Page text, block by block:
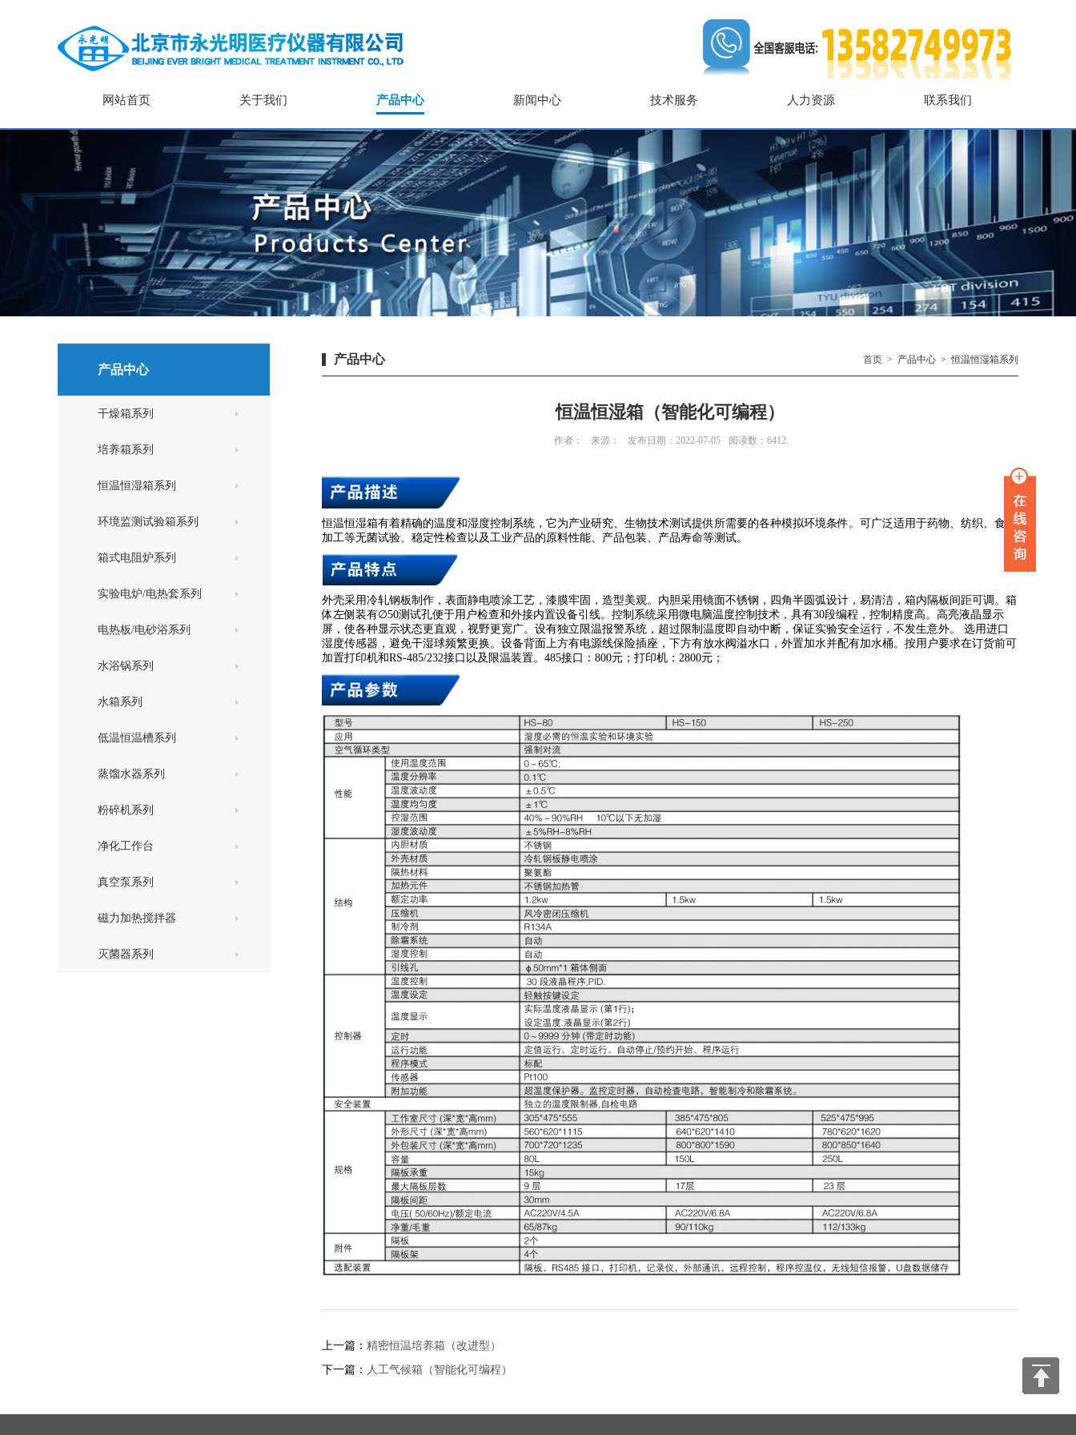
网站首页 关于我们 产品中心 新闻中心 技术服务 人力资源 联系我们
产品中心
干燥箱系列
培养箱系列
恒温恒湿箱系列
环境监测试验箱系列
箱式电阻炉系列
实验电炉/电热套系列
电热板/电砂浴系列
水浴锅系列
水箱系列
低温恒温槽系列
蒸馏水器系列
粉碎机系列
净化工作台
真空泵系列
磁力加热搅拌器
灭菌器系列
产品中心 首页 > 产品中心 >恒温恒湿箱系列
恒温恒湿箱（智能化可编程）
作者： 来源： 发布日期：2022-07-05 阅读数：6412
恒温恒湿箱有着精确的温度和湿度控制系统，它为产业研究、生物技术测试提供所需要的各种模拟环境条件。可广泛适用于药物、纺织、食品
加工等无菌试验、稳定性检查以及工业产品的原料性能、产品包装、产品寿命等测试。
外壳采用冷轧钢板制作，表面静电喷涂工艺，漆膜牢固，造型美观。内胆采用镜面不锈钢，四角半圆弧设计，易清洁，箱内隔板间距可调。箱
体左侧装有∅50测试孔便于用户检查和外接内置设备引线。控制系统采用微电脑温度控制技术，具有30段编程，控制精度高。高亮液晶显示
屏，使各种显示状态更直观，视野更宽广。设有独立限温报警系统，超过限制温度即自动中断，保证实验安全运行，不发生意外。 选用进口
湿度传感器，避免干湿球频繁更换。设备背面上方有电源线保险插座，下方有放水阀溢水口，外置加水并配有加水桶。按用户要求在订货前可
加置打印机和RS-485/232接口以及限温装置。485接口：800元；打印机：2800元；
上一篇： 精密恒温培养箱（改进型）
下一篇： 人工气候箱（智能化可编程）